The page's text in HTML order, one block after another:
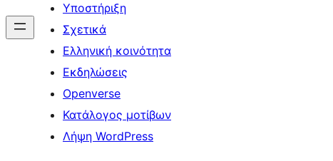
Υποστήριξη
Σχετικά
Ελληνική κοινότητα
Εκδηλώσεις
Openverse
Κατάλογος μοτίβων
Λήψη WordPress